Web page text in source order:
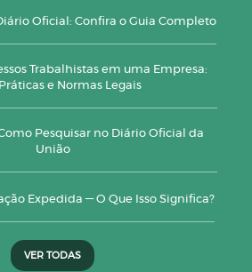
Oficial: Confira o Guia Completo
Trabalhistas em uma Empresa:
e Normas Legais
Pesquisar no Diário Oficial da
União
Expedida — O Que Isso Significa?
VER TODAS